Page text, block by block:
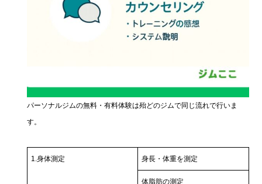
パーソナルジムの無料・有料体験は殆どのジムで同じ流れで行いま
す。
1.身体測定 身長・体重を測定
体脂肪の測定